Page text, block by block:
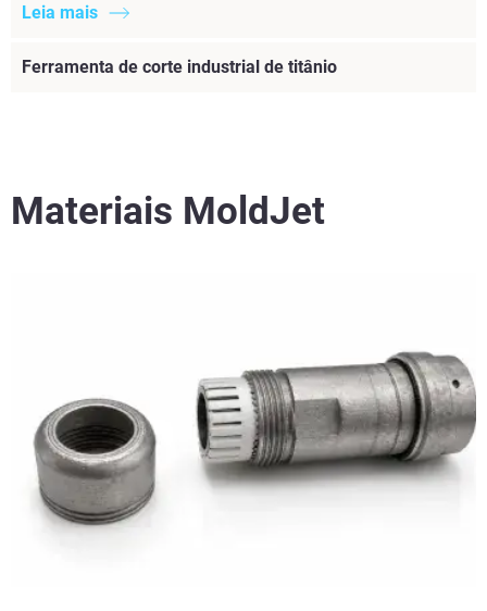
Leia mais
Ferramenta de corte industrial de titânio
Leia mais
Materiais MoldJet